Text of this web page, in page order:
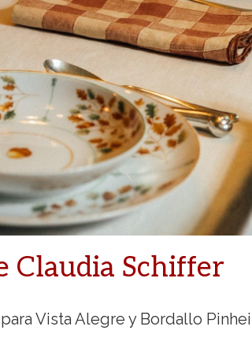
Claudia Schiffer
Vista Alegre y Bordallo